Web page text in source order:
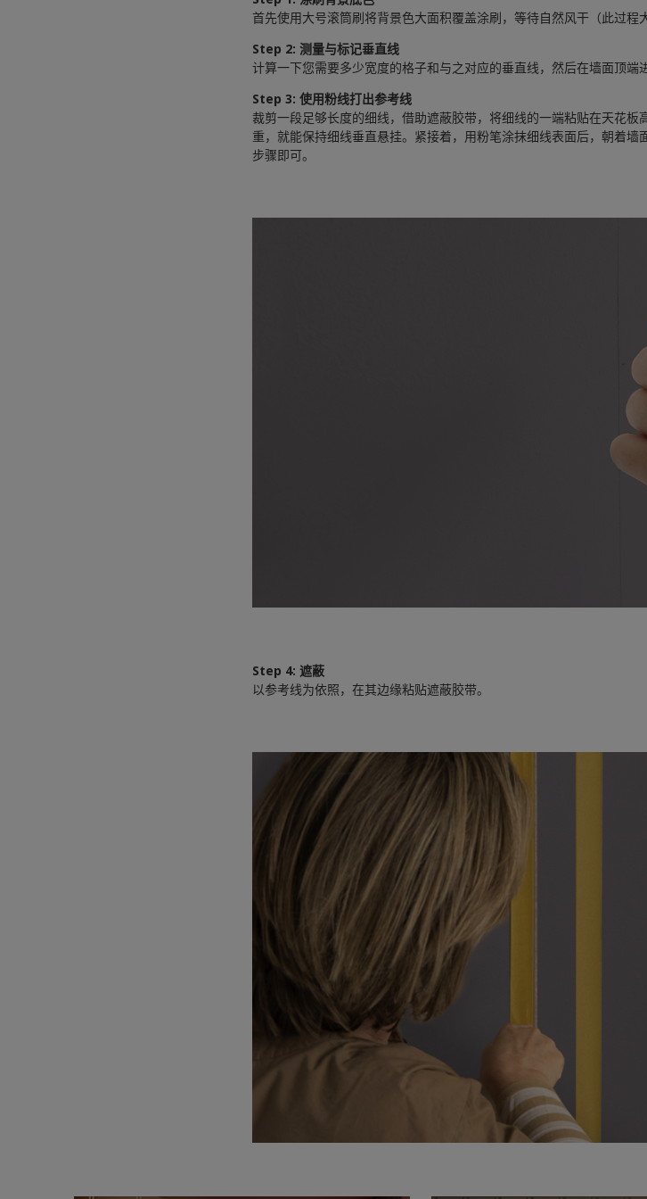
首先使用大号滚筒刷将背景色大面积覆盖涂刷，等待自然风干（此过程
Step 2: 测量与标记垂直线
计算一下您需要多少宽度的格子和与之对应的垂直线，然后在墙面顶端
Step 3: 使用粉线打出参考线
裁剪一段足够长度的细线，借助遮蔽胶带，将细线的一端粘贴在天花
重，就能保持细线垂直悬挂。紧接着，用粉笔涂抹细线表面后，朝着
步骤即可。
Step 4: 遮蔽
以参考线为依照，在其边缘粘贴遮蔽胶带。